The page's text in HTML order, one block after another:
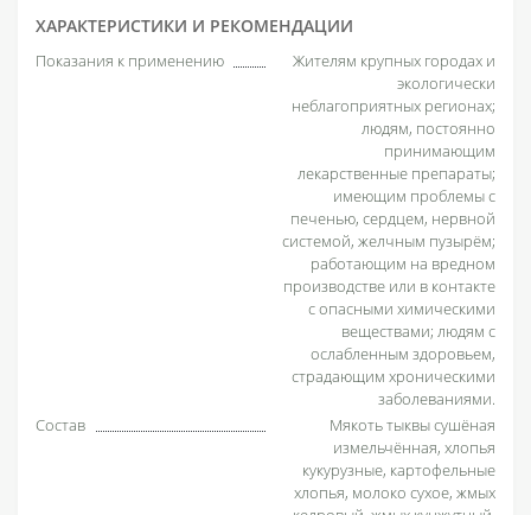
ХАРАКТЕРИСТИКИ И РЕКОМЕНДАЦИИ
Показания к применению
Жителям крупных городах и
экологически
неблагоприятных регионах;
людям, постоянно
принимающим
лекарственные препараты;
имеющим проблемы с
печенью, сердцем, нервной
системой, желчным пузырём;
работающим на вредном
производстве или в контакте
с опасными химическими
веществами; людям с
ослабленным здоровьем,
страдающим хроническими
заболеваниями.
Состав
Мякоть тыквы сушёная
измельчённая, хлопья
кукурузные, картофельные
хлопья, молоко сухое, жмых